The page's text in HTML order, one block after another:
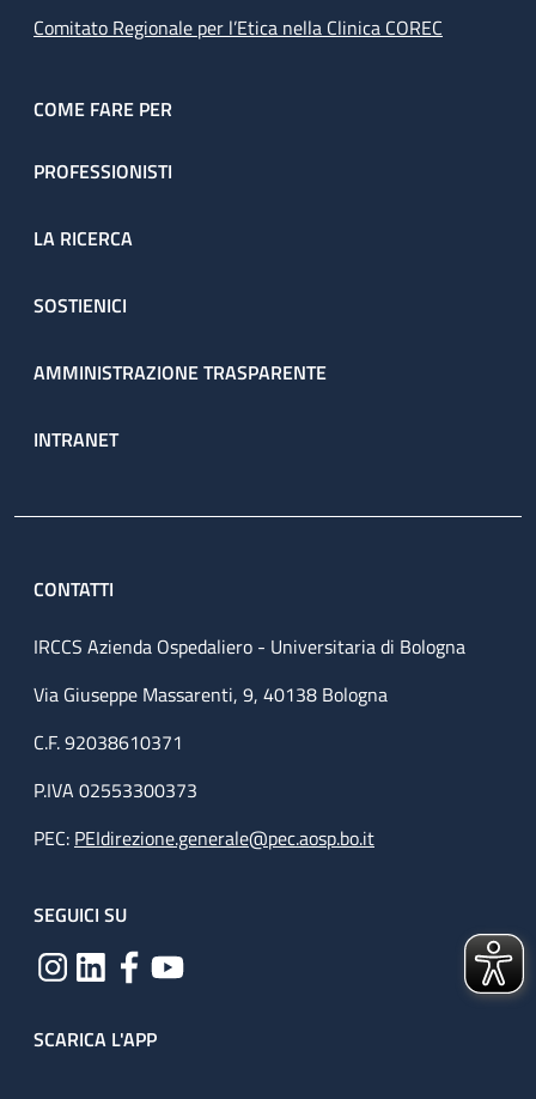
Comitato Regionale per l’Etica nella Clinica COREC
COME FARE PER
PROFESSIONISTI
LA RICERCA
SOSTIENICI
AMMINISTRAZIONE TRASPARENTE
INTRANET
CONTATTI
IRCCS Azienda Ospedaliero - Universitaria di Bologna
Via Giuseppe Massarenti, 9, 40138 Bologna
C.F. 92038610371
P.IVA 02553300373
PEC: PEIdirezione.generale@pec.aosp.bo.it
SEGUICI SU
SCARICA L'APP